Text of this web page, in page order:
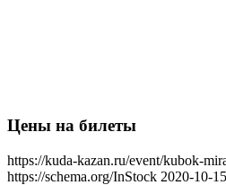
Цены на билеты
https://kuda-kazan.ru/event/kubok-
https://schema.org/InStock 2020-10-